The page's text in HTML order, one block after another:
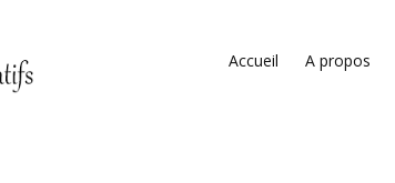
Accueil A propos
Google to deliver its services and to analyze
with performance and security metrics to
address abuse.